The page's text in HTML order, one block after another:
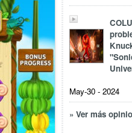
May-30 - 2024
» Ver más